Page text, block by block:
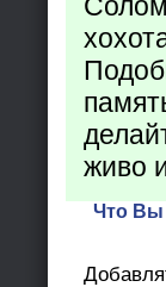
живо
Что Вы